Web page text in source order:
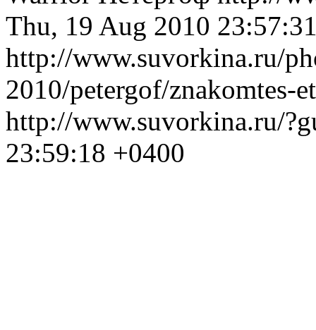
Thu, 19 Aug 2010
http://www.suvorkina.ru/
2010/petergof/znakomtes-
http://www.suvorkina.ru/
23:59:18 +0400